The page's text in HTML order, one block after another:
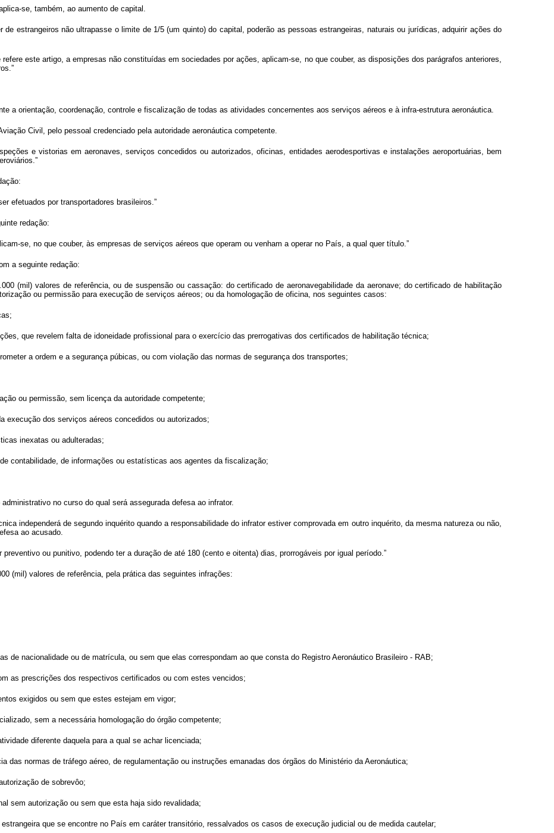
se, também, ao aumento de capital.
de estrangeiros não ultrapasse o limite de 1/5 (um quinto) do capital, poderão as pessoas estrangeiras, naturais ou jurídicas, adquirir ações do
este artigo, a empresas não constituídas em sociedades por ações, aplicam-se, no que couber, as disposições dos parágrafos anteriores,
a orientação, coordenação, controle e fiscalização de todas as atividades concernentes aos serviços aéreos e à infra-estrutura aeronáutica.
Civil, pelo pessoal credenciado pela autoridade aeronáutica competente.
e vistorias em aeronaves, serviços concedidos ou autorizados, oficinas, entidades aerodesportivas e instalações aeroportuárias, bem
efetuados por transportadores brasileiros.”
redação:
se, no que couber, às empresas de serviços aéreos que operam ou venham a operar no País, a qual quer título.”
a seguinte redação:
(mil) valores de referência, ou de suspensão ou cassação: do certificado de aeronavegabilidade da aeronave; do certificado de habilitação
ou permissão para execução de serviços aéreos; ou da homologação de oficina, nos seguintes casos:
que revelem falta de idoneidade profissional para o exercício das prerrogativas dos certificados de habilitação técnica;
a ordem e a segurança púbicas, ou com violação das normas de segurança dos transportes;
ou permissão, sem licença da autoridade competente;
execução dos serviços aéreos concedidos ou autorizados;
inexatas ou adulteradas;
contabilidade, de informações ou estatísticas aos agentes da fiscalização;
no curso do qual será assegurada defesa ao infrator.
independerá de segundo inquérito quando a responsabilidade do infrator estiver comprovada em outro inquérito, da mesma natureza ou não,
ao acusado.
ou punitivo, podendo ter a duração de até 180 (cento e oitenta) dias, prorrogáveis por igual período.”
(mil) valores de referência, pela prática das seguintes infrações:
de nacionalidade ou de matrícula, ou sem que elas correspondam ao que consta do Registro Aeronáutico Brasileiro - RAB;
as prescrições dos respectivos certificados ou com estes vencidos;
exigidos ou sem que estes estejam em vigor;
sem a necessária homologação do órgão competente;
diferente daquela para a qual se achar licenciada;
das normas de tráfego aéreo, de regulamentação ou instruções emanadas dos órgãos do Ministério da Aeronáutica;
de sobrevôo;
sem autorização ou sem que esta haja sido revalidada;
que se encontre no País em caráter transitório, ressalvados os casos de execução judicial ou de medida cautelar;